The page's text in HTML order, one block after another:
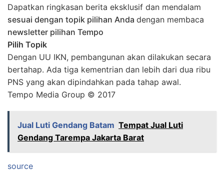
Dapatkan ringkasan berita eksklusif dan mendalam
sesuai dengan topik pilihan Anda dengan membaca
newsletter pilihan Tempo
Pilih Topik
Dengan UU IKN, pembangunan akan dilakukan secara
bertahap. Ada tiga kementrian dan lebih dari dua ribu
PNS yang akan dipindahkan pada tahap awal.
Tempo Media Group © 2017
Jual Luti Gendang Batam Tempat Jual Luti
Gendang Tarempa Jakarta Barat
source